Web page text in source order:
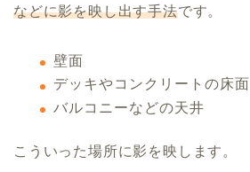
などに影を映し出す手法です。
壁面
デッキやコンクリートの床面
バルコニーなどの天井
こういった場所に影を映します。